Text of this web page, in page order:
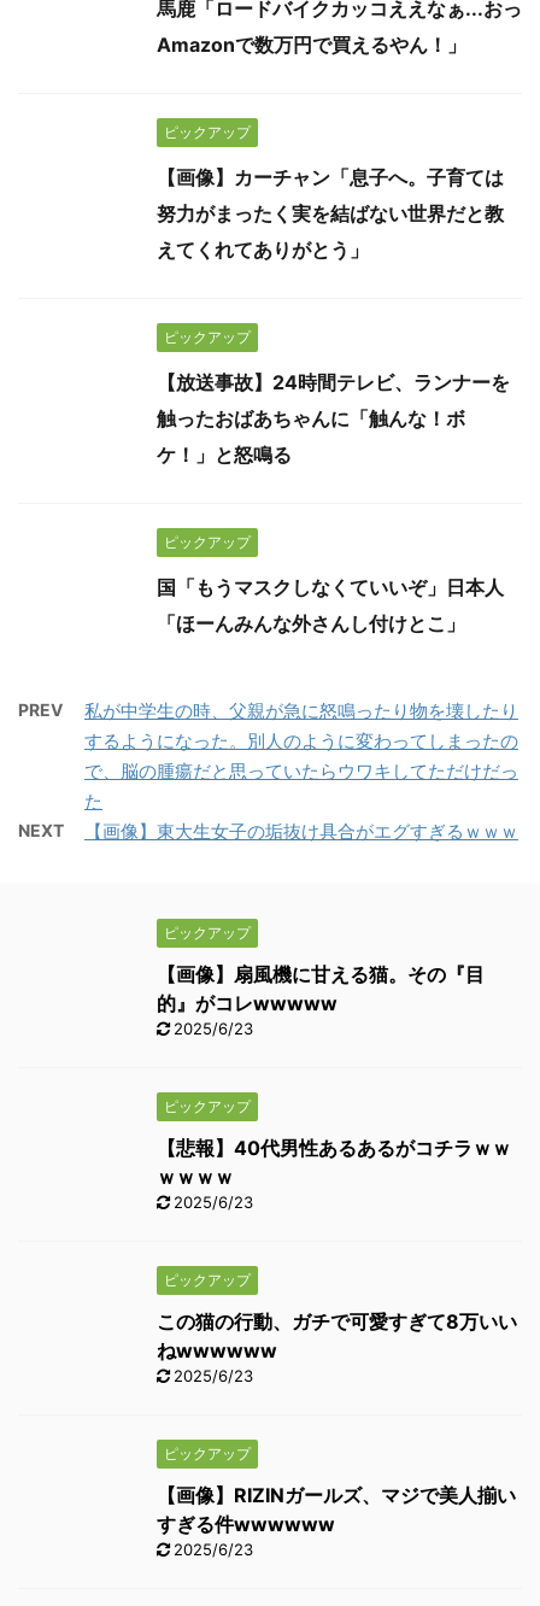
馬鹿「ロードバイクカッコええなぁ...おっ
Amazonで数万円で買えるやん！」
ピックアップ
【画像】カーチャン「息子へ。子育ては
努力がまったく実を結ばない世界だと教
えてくれてありがとう」
ピックアップ
【放送事故】24時間テレビ、ランナーを
触ったおばあちゃんに「触んな！ボ
ケ！」と怒鳴る
ピックアップ
国「もうマスクしなくていいぞ」日本人
「ほーんみんな外さんし付けとこ」
PREV
私が中学生の時、父親が急に怒鳴ったり物を壊したり
するようになった。別人のように変わってしまったの
で、脳の腫瘍だと思っていたらウワキしてただけだっ
た
NEXT 【画像】東大生女子の垢抜け具合がエグすぎるｗｗｗ
ピックアップ
【画像】扇風機に甘える猫。その『目
的』がコレwwwww
2025/6/23
ピックアップ
【悲報】40代男性あるあるがコチラｗｗ
ｗｗｗｗ
2025/6/23
ピックアップ
この猫の行動、ガチで可愛すぎて8万いい
ねwwwwww
2025/6/23
ピックアップ
【画像】RIZINガールズ、マジで美人揃い
すぎる件wwwwww
2025/6/23